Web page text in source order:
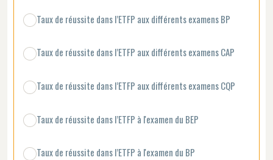
Taux de réussite dans l’ETFP aux différents examens BP
Taux de réussite dans l’ETFP aux différents examens CAP
Taux de réussite dans l’ETFP aux différents examens CQP
Taux de réussite dans l’ETFP à l'examen du BEP
Taux de réussite dans l’ETFP à l'examen du BP